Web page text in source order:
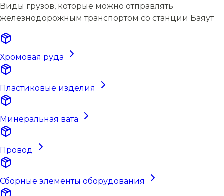
Виды грузов, которые можно отправлять
железнодорожным транспортом со станции Баяут
Хромовая руда
Пластиковые изделия
Минеральная вата
Провод
Сборные элементы оборудования